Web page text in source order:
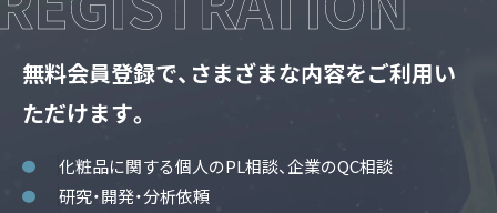
無料会員登録で、さまざまな内容をご利用い
ただけます。
化粧品に関する個人のPL相談、企業のQC相談
研究・開発・分析依頼